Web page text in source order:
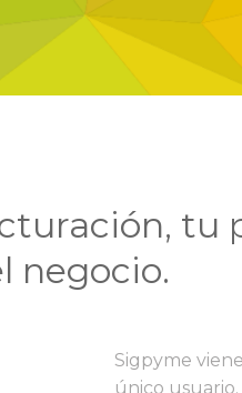
tu
negocio.
Sigpyme
único